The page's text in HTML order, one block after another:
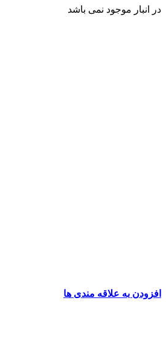
در انبار موجود نمی باشد
افزودن به علاقه مندی ها